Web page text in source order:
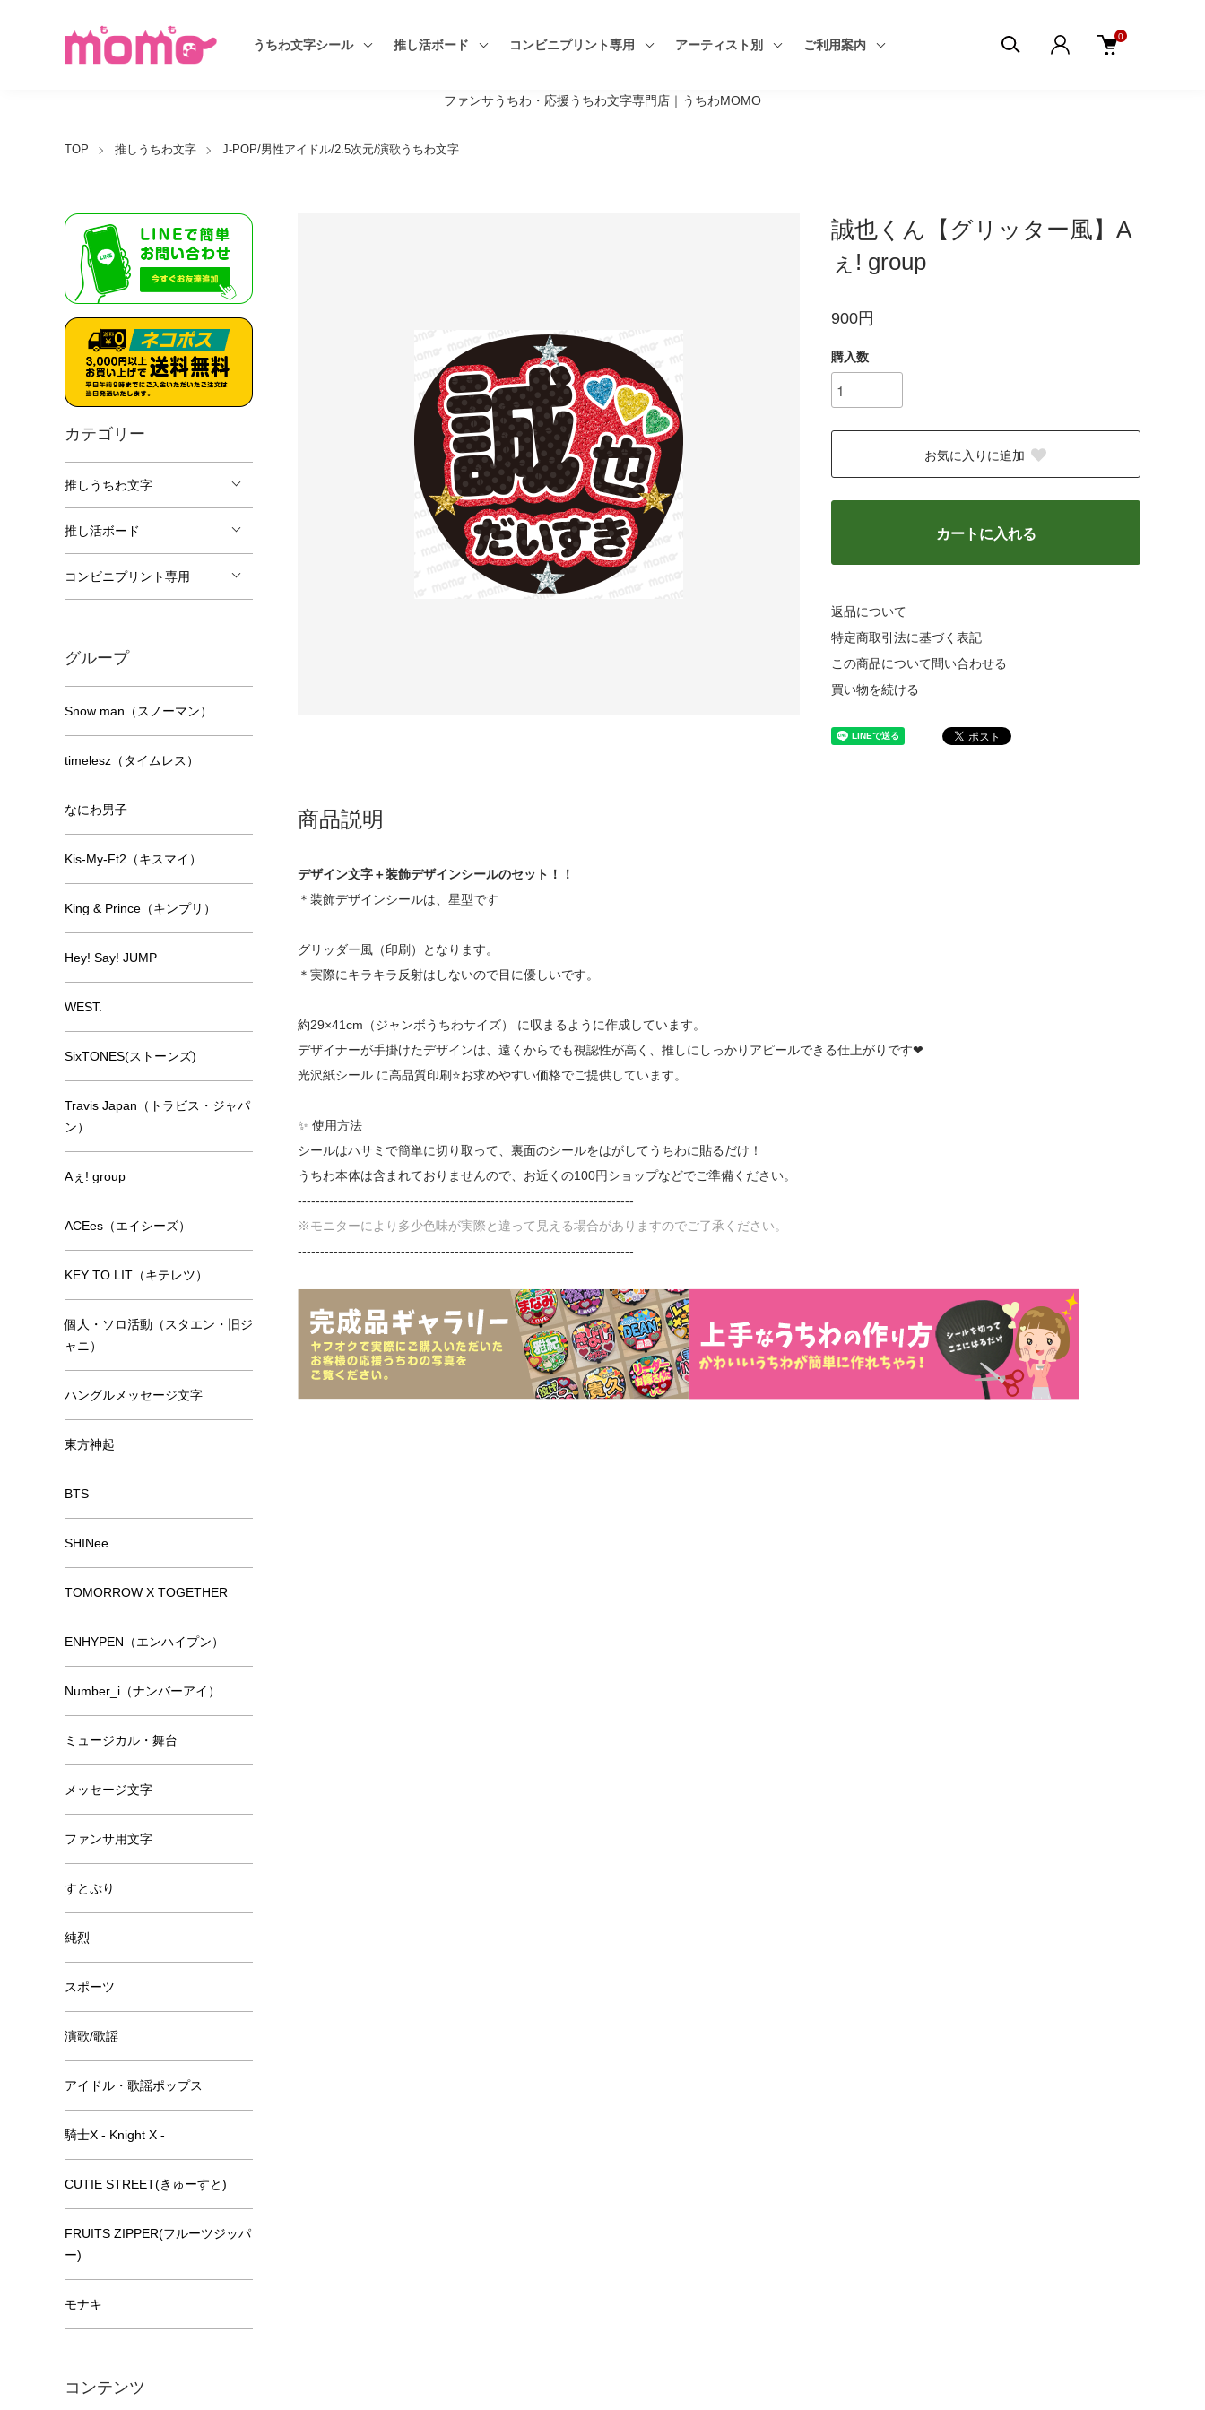
ファンサうちわ・応援うちわ文字専門店｜うちわMOMO
うちわ文字シール 推し活ボード コンビニプリント専用 アーティスト別 ご利用案内
0
TOP 推しうちわ文字 J-POP/男性アイドル/2.5次元/演歌うちわ文字
誠也くん【グリッター風】A
ぇ! group
900円
購入数
お気に入りに追加
カートに入れる
返品について
特定商取引法に基づく表記
この商品について問い合わせる
買い物を続ける
商品説明
デザイン文字＋装飾デザインシールのセット！！
＊装飾デザインシールは、星型です
グリッダー風（印刷）となります。
＊実際にキラキラ反射はしないので目に優しいです。
約29×41cm（ジャンボうちわサイズ） に収まるように作成しています。
デザイナーが手掛けたデザインは、遠くからでも視認性が高く、推しにしっかりアピールできる仕上がりです❤
光沢紙シール に高品質印刷⭐お求めやすい価格でご提供しています。
✨ 使用方法
シールはハサミで簡単に切り取って、裏面のシールをはがしてうちわに貼るだけ！
うちわ本体は含まれておりませんので、お近くの100円ショップなどでご準備ください。
---------------------------------------------------------------------------
※モニターにより多少色味が実際と違って見える場合がありますのでご了承ください。
---------------------------------------------------------------------------
カテゴリー
推しうちわ文字
推し活ボード
コンビニプリント専用
グループ
Snow man（スノーマン）
timelesz（タイムレス）
なにわ男子
Kis-My-Ft2（キスマイ）
King & Prince（キンプリ）
Hey! Say! JUMP
WEST.
SixTONES(ストーンズ)
Travis Japan（トラビス・ジャパ
ン）
Aぇ! group
ACEes（エイシーズ）
KEY TO LIT（キテレツ）
個人・ソロ活動（スタエン・旧ジ
ャニ）
ハングルメッセージ文字
東方神起
BTS
SHINee
TOMORROW X TOGETHER
ENHYPEN（エンハイプン）
Number_i（ナンバーアイ）
ミュージカル・舞台
メッセージ文字
ファンサ用文字
すとぷり
純烈
スポーツ
演歌/歌謡
アイドル・歌謡ポップス
騎士X - Knight X -
CUTIE STREET(きゅーすと)
FRUITS ZIPPER(フルーツジッパ
ー)
モナキ
コンテンツ